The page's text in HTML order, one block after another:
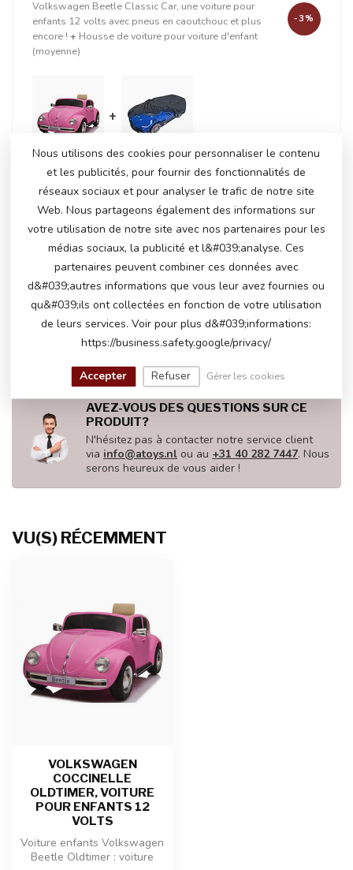
Volkswagen Beetle Classic Car, une voiture pour
enfants 12 volts avec pneus en caoutchouc et plus
encore ! + Housse de voiture pour voiture d'enfant
(moyenne)
-3%
+
En stock
€238,95
€231,50
PRODUITS CONNEXES
Volkswagen Beetle, Voiture
électrique pour enfants 12
volts
En stock
€249,00
AVEZ-VOUS DES QUESTIONS SUR CE
PRODUIT?
N'hésitez pas à contacter notre service client
via info@atoys.nl ou au +31 40 282 7447. Nous
serons heureux de vous aider !
VU(S) RÉCEMMENT
VOLKSWAGEN
COCCINELLE
OLDTIMER, VOITURE
POUR ENFANTS 12
VOLTS
Voiture enfants Volkswagen
Beetle Oldtimer : voiture
Nous utilisons des cookies pour personnaliser le contenu
et les publicités, pour fournir des fonctionnalités de
réseaux sociaux et pour analyser le trafic de notre site
Web. Nous partageons également des informations sur
votre utilisation de notre site avec nos partenaires pour les
médias sociaux, la publicité et l&#039;analyse. Ces
partenaires peuvent combiner ces données avec
d&#039;autres informations que vous leur avez fournies ou
qu&#039;ils ont collectées en fonction de votre utilisation
de leurs services. Voir pour plus d&#039;informations:
https://business.safety.google/privacy/
Accepter Refuser Gérer les cookies